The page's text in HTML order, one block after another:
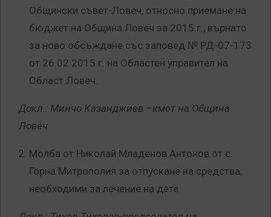
Общински съвет-Ловеч, относно приемане на
бюджет на Община Ловеч за 2015 г., върнато
за ново обсъждане със заповед № РД-07-173
от 26.02.2015 г. на Областен управител на
Област Ловеч.
Докл.: Минчо Казанджиев –кмет на Община
Ловеч
Молба от Николай Младенов Антонов от с.
Горна Митрополия за отпускане на средства,
необходими за лечение на дете.